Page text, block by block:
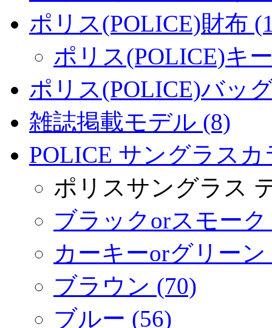
ポリス(POLICE)財布
ポリス(POLICE)キ
ポリス(POLICE)バッ
雑誌掲載モデル (8)
POLICE サングラスカ
ポリスサングラス
ブラックorスモーク
カーキーorグリーン
ブラウン (70)
ブルー (56)